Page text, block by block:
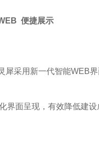
便捷展示
犀采用新一代智能WEB
界面呈现，有效降低建